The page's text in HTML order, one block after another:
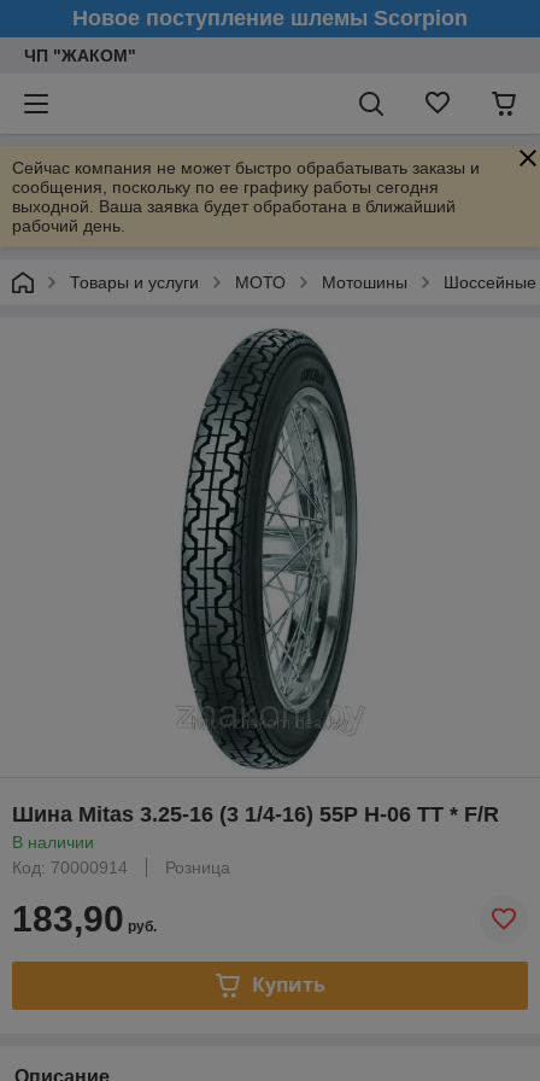
Новое поступление шлемы Scorpion
ЧП "ЖАКОМ"
Сейчас компания не может быстро обрабатывать заказы и
сообщения, поскольку по ее графику работы сегодня
выходной. Ваша заявка будет обработана в ближайший
рабочий день.
Товары и услуги МОТО Мотошины Шоссейные
Шина Mitas 3.25-16 (3 1/4-16) 55P H-06 TT * F/R
В наличии
Код: 70000914
Розница
183,90 руб.
Купить
Описание